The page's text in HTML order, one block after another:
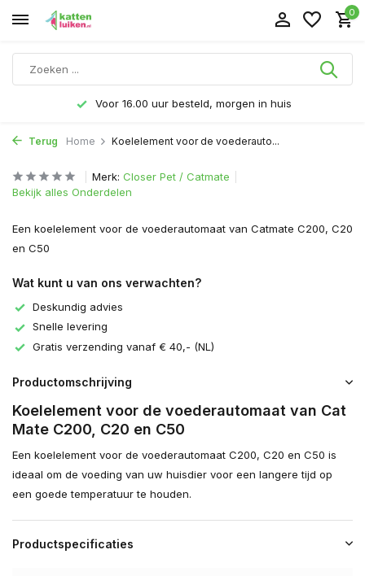
0
Voor 16.00 uur besteld, morgen in huis
Terug Home Koelelement voor de voederauto...
Merk: Closer Pet / Catmate
Bekijk alles Onderdelen
Een koelelement voor de voederautomaat van Catmate C200, C20
en C50
Wat kunt u van ons verwachten?
Deskundig advies
Snelle levering
Gratis verzending vanaf € 40,- (NL)
Productomschrijving
Koelelement voor de voederautomaat van Cat
Mate C200, C20 en C50
Een koelelement voor de voederautomaat C200, C20 en C50 is
ideaal om de voeding van uw huisdier voor een langere tijd op
een goede temperatuur te houden.
Productspecificaties